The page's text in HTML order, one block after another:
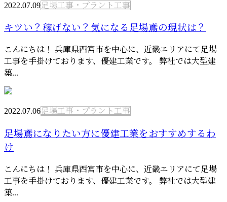
2022.07.09足場工事・プラント工事
キツい？稼げない？気になる足場鳶の現状は？
こんにちは！ 兵庫県西宮市を中心に、近畿エリアにて足場
工事を手掛けております、優建工業です。 弊社では大型建
築...
2022.07.06足場工事・プラント工事
足場鳶になりたい方に優建工業をおすすめするわ
け
こんにちは！ 兵庫県西宮市を中心に、近畿エリアにて足場
工事を手掛けております、優建工業です。 弊社では大型建
築...